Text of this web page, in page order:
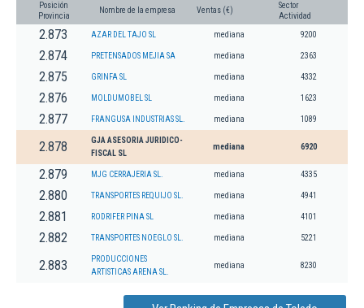
Posición
Provincia
Nombre de la empresa Ventas (€)
Sector
Actividad
2.873 AZAR DEL TAJO SL mediana 9200
2.874 PRETENSADOS MEJIA SA mediana 2363
2.875 GRINFA SL mediana 4332
2.876 MOLDUMOBEL SL mediana 1623
2.877 FRANGUSA INDUSTRIAS SL. mediana 1089
2.878
GJA ASESORIA JURIDICO-
FISCAL SL
mediana 6920
2.879 MJG CERRAJERIA SL. mediana 4335
2.880 TRANSPORTES REQUIJO SL. mediana 4941
2.881 RODRIFER PINA SL mediana 4101
2.882 TRANSPORTES NOEGLO SL. mediana 5221
2.883
PRODUCCIONES
ARTISTICAS ARENA SL.
mediana 8230